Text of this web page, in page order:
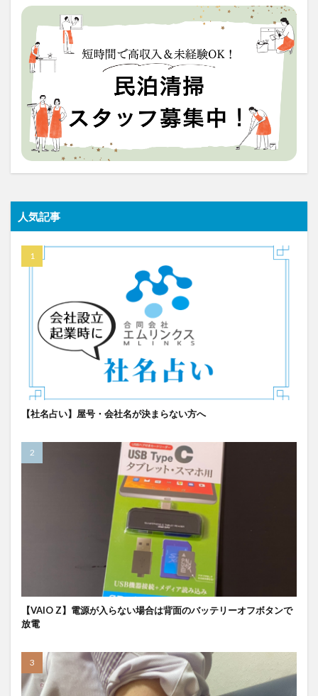
人気記事
【社名占い】屋号・会社名が決まらない方へ
【VAIO Z】電源が入らない場合は背面のバッテリーオフボタンで
放電